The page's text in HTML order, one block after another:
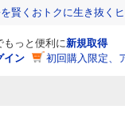
賢くおトクに生き抜くヒ
もっと便利に新規取得
イン
初回購入限定、